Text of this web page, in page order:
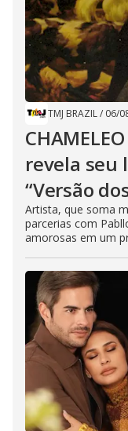
TMJ BRAZIL/ 06/
revela seu
“Versão
Artista, que soma
parcerias com
amorosas em um